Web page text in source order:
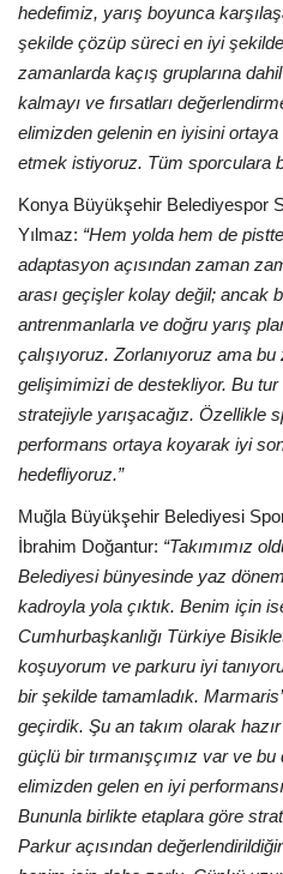
hedefimiz, yarış boyunca
şekilde çözüp süreci en iyi
zamanlarda kaçış gruplarına
kalmayı ve fırsatları
elimizden gelenin en iyisini
etmek istiyoruz. Tüm sporculara
Konya Büyükşehir Belediyespor
Yılmaz: “Hem yolda hem de
adaptasyon açısından zaman
arası geçişler kolay değil; ancak
antrenmanlarla ve doğru yarış
çalışıyoruz. Zorlanıyoruz ama
gelişimimizi de destekliyor. Bu
stratejiyle yarışacağız. Özellikle
performans ortaya koyarak iyi
hedefliyoruz.”
Muğla Büyükşehir Belediyesi
İbrahim Doğantur: “Takımımız
Belediyesi bünyesinde yaz
kadroyla yola çıktık. Benim için
Cumhurbaşkanlığı Türkiye
koşuyorum ve parkuru iyi
bir şekilde tamamladık.
geçirdik. Şu an takım olarak
güçlü bir tırmanışçımız var ve
elimizden gelen en iyi
Bununla birlikte etaplara göre
Parkur açısından